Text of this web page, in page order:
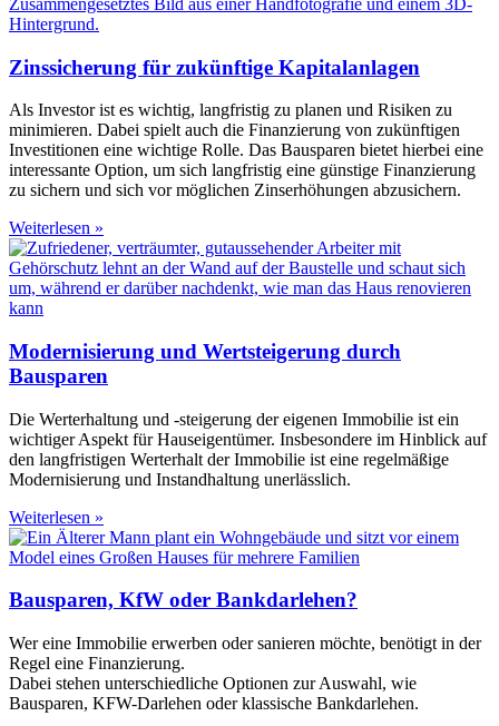
Zinssicherung für zukünftige Kapitalanlagen
Als Investor ist es wichtig, langfristig zu planen und Risiken zu
minimieren. Dabei spielt auch die Finanzierung von zukünftigen
Investitionen eine wichtige Rolle. Das Bausparen bietet hierbei eine
interessante Option, um sich langfristig eine günstige Finanzierung
zu sichern und sich vor möglichen Zinserhöhungen abzusichern.
Weiterlesen »
Modernisierung und Wertsteigerung durch
Bausparen
Die Werterhaltung und -steigerung der eigenen Immobilie ist ein
wichtiger Aspekt für Hauseigentümer. Insbesondere im Hinblick auf
den langfristigen Werterhalt der Immobilie ist eine regelmäßige
Modernisierung und Instandhaltung unerlässlich.
Weiterlesen »
Bausparen, KfW oder Bankdarlehen?
Wer eine Immobilie erwerben oder sanieren möchte, benötigt in der
Regel eine Finanzierung.
Dabei stehen unterschiedliche Optionen zur Auswahl, wie
Bausparen, KFW-Darlehen oder klassische Bankdarlehen.